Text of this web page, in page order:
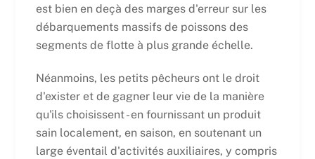
est bien en deçà des marges d'erreur sur les
débarquements massifs de poissons des
segments de flotte à plus grande échelle.
Néanmoins, les petits pêcheurs ont le droit
d'exister et de gagner leur vie de la manière
qu'ils choisissent - en fournissant un produit
sain localement, en saison, en soutenant un
large éventail d'activités auxiliaires, y compris